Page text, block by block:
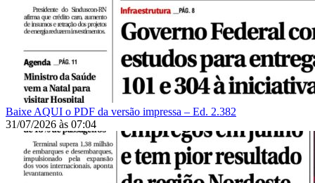
Baixe AQUI o PDF da versão impressa – Ed. 2.382
31/07/2026 às 07:04